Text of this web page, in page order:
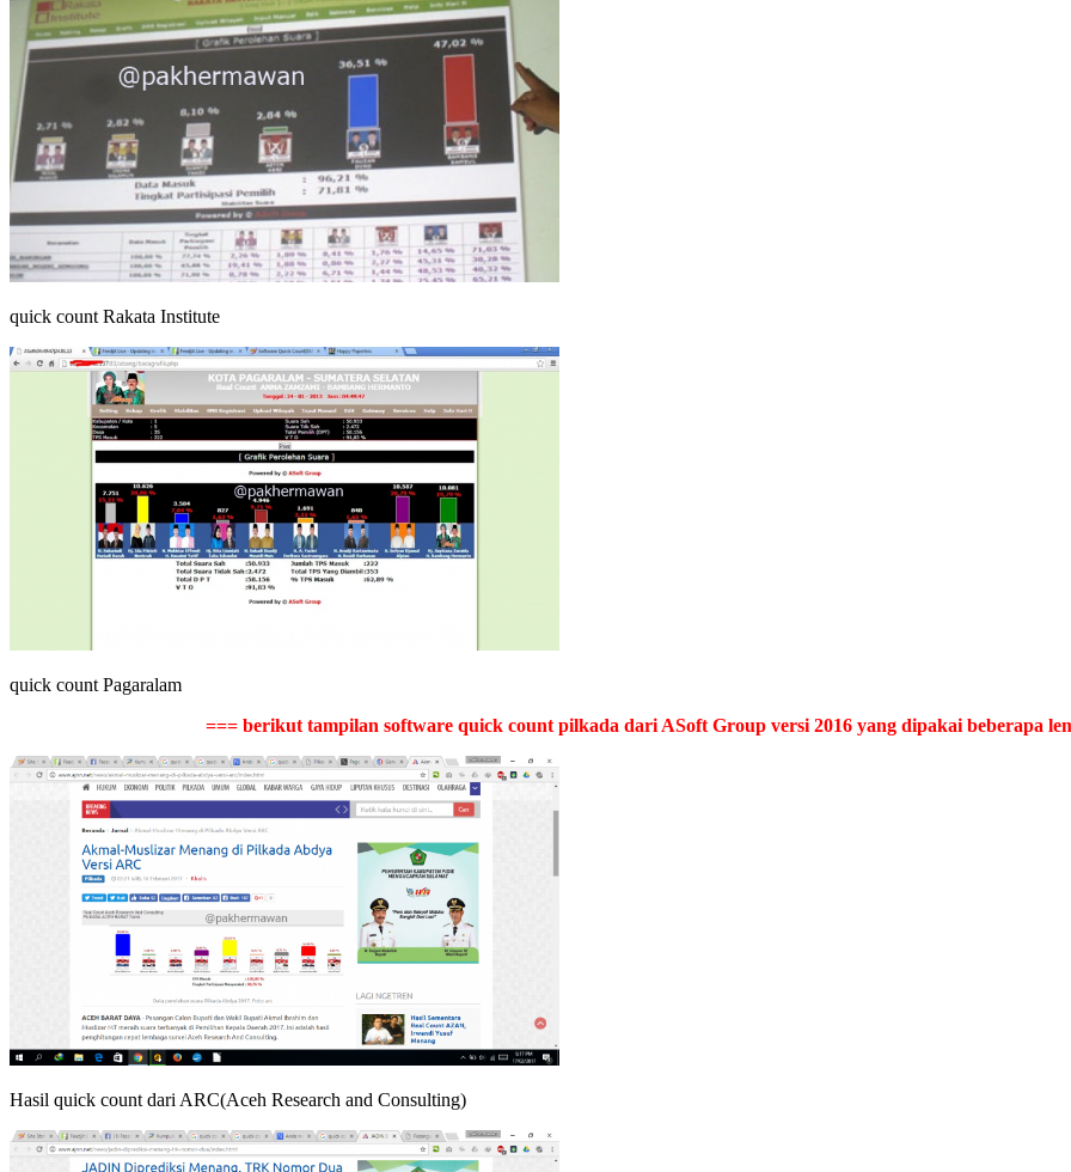
quick count Rakata Institute
quick count Pagaralam
=== berikut tampilan software quick count pilkada dari ASoft Group versi 2016 yang dipakai beberapa
Hasil quick count dari ARC(Aceh Research and Consulting)